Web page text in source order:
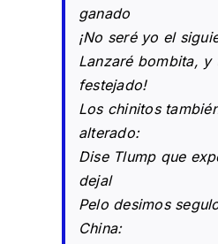
ganado
¡No seré yo el
Lanzaré bombita, y
festejado!
Los chinitos
alterado:
Dise Tlump que
dejal
Pelo desimos
China: